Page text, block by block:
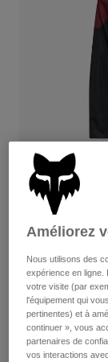
Pants
Goggles
Jackets
Base
Gear
Socks
Shorts
Pants
Pads &
Gloves
Goggles
Base
Bottles
Socks
Womens
Hats
Shirts
Sweatshirts
Jackets
Pants
Shorts
Tout acheter
Critiques
360 Drip
non.36334
94,95 C$
Améliorez
Nous utilisons des
expérience en ligne.
votre visite (par
l'équipement qui
pertinentes) et à
continuer », vous
partenaires de
vos interactions